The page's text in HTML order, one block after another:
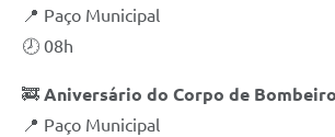
📍 Paço Municipal
🕗 08h
🚒 Aniversário do Corpo de
📍 Paço Municipal